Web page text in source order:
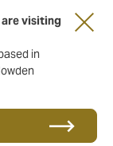
are visiting
in